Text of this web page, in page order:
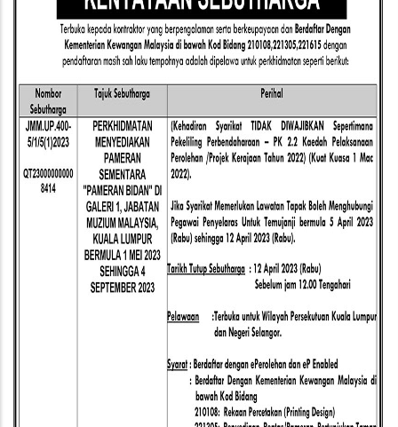
Sementara
"Pameran
Bidan"
Di
Galeri
1,
JMM